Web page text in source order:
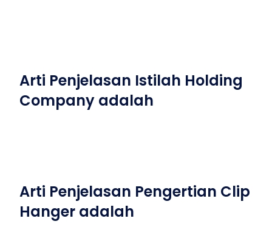
Arti Penjelasan Istilah Holding
Company adalah
Arti Penjelasan Pengertian Clip
Hanger adalah